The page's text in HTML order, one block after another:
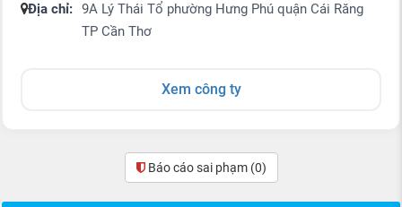
Địa chỉ: 9A Lý Thái Tổ phường Hưng Phú quận Cái Răng
TP Cần Thơ
Xem công ty
Báo cáo sai phạm (0)